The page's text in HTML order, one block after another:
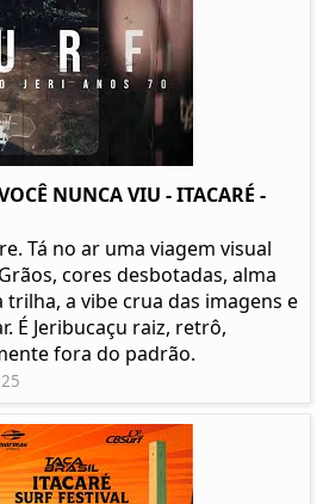
NUNCA VIU - ITACARÉ -
Tá no ar uma viagem visual
cores desbotadas, alma
trilha, a vibe crua das imagens e
É Jeribucaçu raiz, retrô,
fora do padrão.